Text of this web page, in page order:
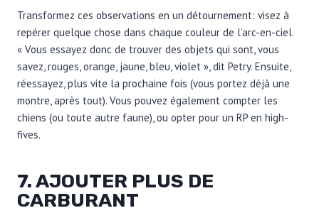
Transformez ces observations en un détournement: visez à
repérer quelque chose dans chaque couleur de l’arc-en-ciel.
« Vous essayez donc de trouver des objets qui sont, vous
savez, rouges, orange, jaune, bleu, violet », dit Petry. Ensuite,
réessayez, plus vite la prochaine fois (vous portez déjà une
montre, après tout). Vous pouvez également compter les
chiens (ou toute autre faune), ou opter pour un RP en high-
fives.
7. AJOUTER PLUS DE
CARBURANT